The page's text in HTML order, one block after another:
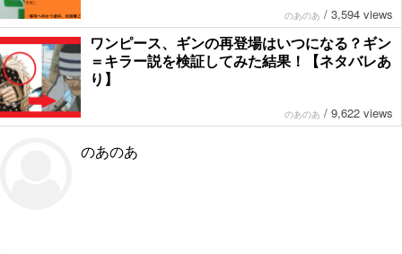
のあのあ / 3,594 views
ワンピース、ギンの再登場はいつになる？ギン
＝キラー説を検証してみた結果！【ネタバレあ
り】
のあのあ / 9,622 views
のあのあ